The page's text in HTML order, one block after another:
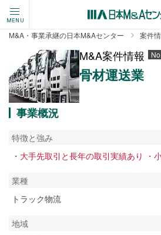
MENU
M&A・事業承継の日本M&Aセンター 案件
M&A案件情報
骨材運送業
事業概況
特徴と強み
・大手先取引と長年の取引実績あり ・
業種
トラック物流
地域